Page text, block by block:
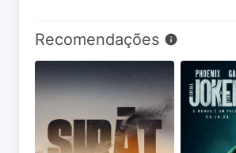
Recomendações